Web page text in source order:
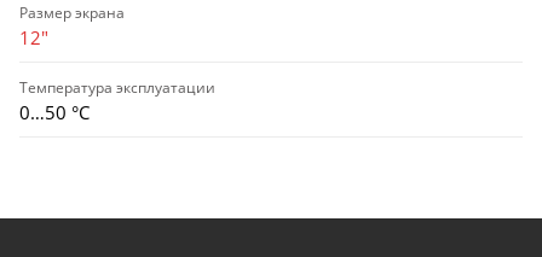
Размер экрана
12"
Температура эксплуатации
0…50 °C